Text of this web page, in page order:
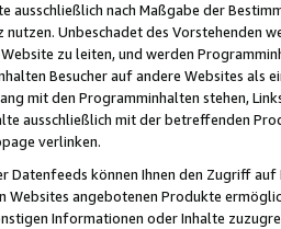
ausschließlich nach Maßgabe der
Unbeschadet des Vorstehenden
zu leiten, und werden
Besucher auf andere Websites als
mit den Programminhalten stehen,
ausschließlich mit der betreffenden
verlinken.
Datenfeeds können Ihnen den Zugriff
Websites angebotenen Produkte
Informationen oder Inhalte